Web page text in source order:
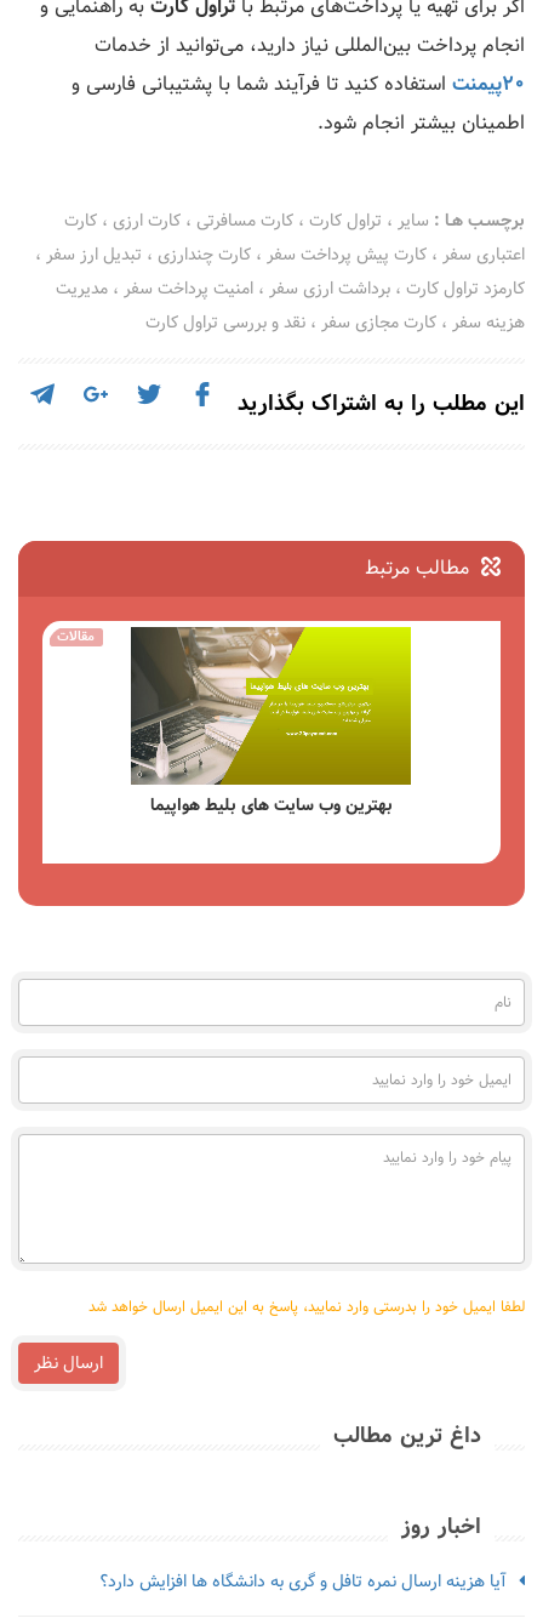
انجام پرداخت بین‌المللی نیاز دارید، می‌توانید از خدمات
20پیمنت
استفاده کنید تا فرآیند شما با پشتیبانی فارسی و
اطمینان بیشتر انجام شود.
برچسـب هـا : سایر ، تراول کارت ، کارت مسافرتی ، کارت ارزی ، کارت
اعتباری سفر ، کارت پیش پرداخت سفر ، کارت چندارزی ، تبدیل ارز سفر ،
کارمزد تراول کارت ، برداشت ارزی سفر ، امنیت پرداخت سفر ، مدیریت
هزینه سفر ، کارت مجازی سفر ، نقد و بررسی تراول کارت
این مطلب را به اشتراک بگذارید
مطالب مرتبط
مقالات
راهنمای جامع کیف پول Payeer امکانات مزایا و نحوه استفاده
نام
(به
ایمیل
خود
وارد
نمایید
پیام
خود
لطفا ایمیل خود را بدرستی وارد نمایید، پاسخ به این ایمیل ارسال خواهد شد
ارسال نظر
داغ ترین مطالب
اخبار روز
آیا هزینه ارسال نمره تافل و گری به دانشگاه ها افزایش دارد؟